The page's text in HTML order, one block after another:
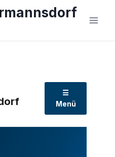
☰
Menü